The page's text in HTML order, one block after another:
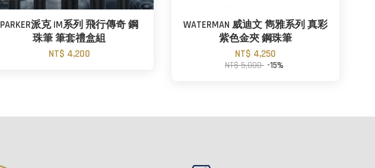
PARKER派克 IM系列 飛行傳奇 鋼
珠筆 筆套禮盒組
NT$ 4,200
WATERMAN 威迪文 雋雅系列 真彩
紫色金夾 鋼珠筆
NT$ 4,250
NT$ 5,000 -15%